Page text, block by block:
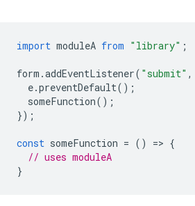
import moduleA from "library" ;
form .addEventListener( "submit" ,
e.preventDefault();
someFunction();
});
const someFunction = () => {
// uses moduleA
}